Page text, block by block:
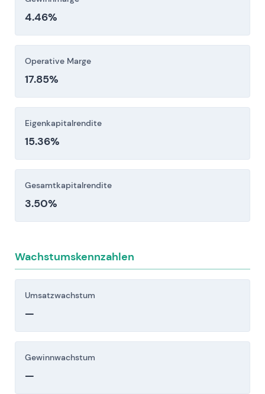
Erhebliche, langfristige Kapitalausgaben für
Ladesäulen und digitale Plattformen bergen
Risiken bei der Umsetzung,
Kostenüberschreitungen und
und die Bilanzmetriken unter Druck setzen
können.
Investitionsentscheidung sorgfältig berücksichtigen.
4.46%
Operative Marge
17.85%
Eigenkapitalrendite
15.36%
Gesamtkapitalrendite
3.50%
Wachstumskennzahlen
Umsatzwachstum
—
Gewinnwachstum
—